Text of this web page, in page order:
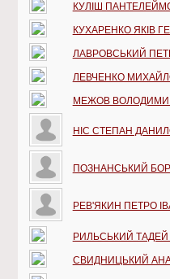
КУЛІШ
КУХАРЕНКО ЯКІВ
ЛАВРОВСЬКИЙ
ЛЕВЧЕНКО
МЕЖОВ
НІС СТЕПАН
ПОЗНАНСЬКИЙ
РЕВ'ЯКИН ПЕТРО
РИЛЬСЬКИЙ
СВИДНИЦЬКИЙ